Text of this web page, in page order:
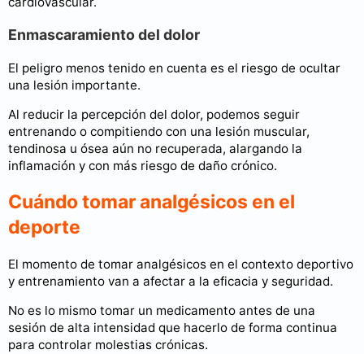
Enmascaramiento del dolor
El peligro menos tenido en cuenta es el riesgo de ocultar
una lesión importante.
Al reducir la percepción del dolor, podemos seguir
entrenando o compitiendo con una lesión muscular,
tendinosa u ósea aún no recuperada, alargando la
inflamación y con más riesgo de daño crónico.
Cuándo tomar analgésicos en el
deporte
El momento de tomar analgésicos en el contexto deportivo
y entrenamiento van a afectar a la eficacia y seguridad.
No es lo mismo tomar un medicamento antes de una
sesión de alta intensidad que hacerlo de forma continua
para controlar molestias crónicas.